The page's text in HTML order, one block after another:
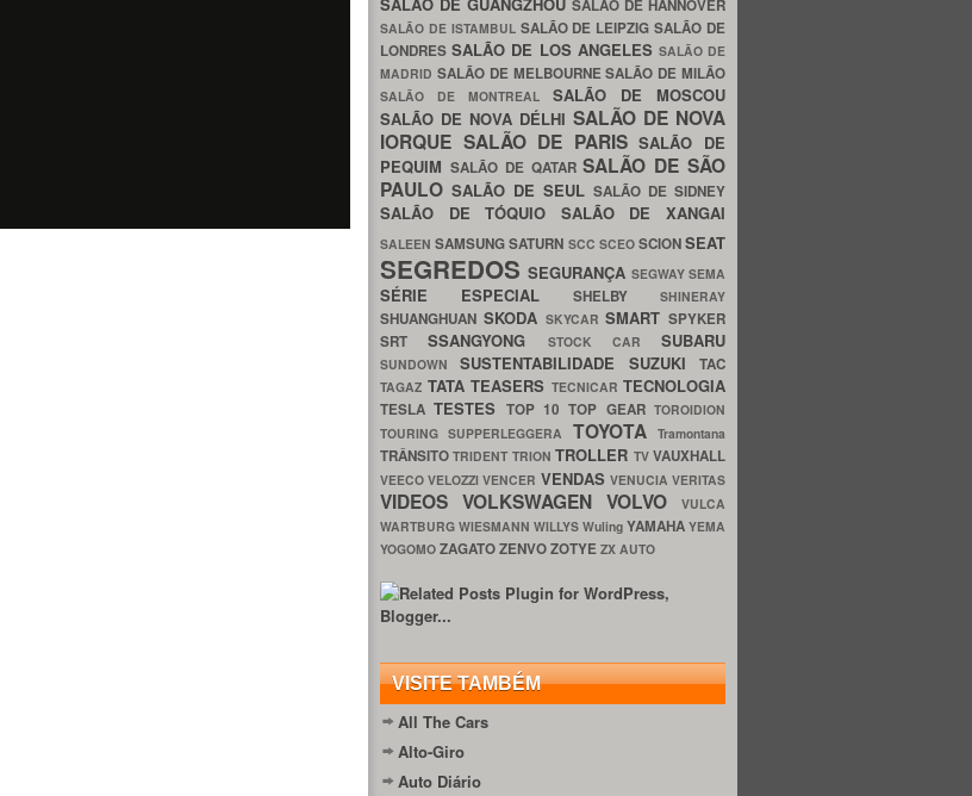
SALÃO DE HANNOVER
SALÃO DE ISTAMBUL SALÃO DE LEIPZIGSALÃO DE
LONDRESSALÃO DE LOS ANGELES SALÃO DE
MADRID SALÃO DE MELBOURNESALÃO DE MILÃO
SALÃO DE MONTREAL SALÃO DE MOSCOU
SALÃO DE NOVA DÉLHI SALÃO DE NOVA
IORQUE SALÃO DE PARISSALÃO DE
PEQUIM SALÃO DE QATARSALÃO DE SÃO
PAULO SALÃO DE SEUL SALÃO DE SIDNEY
SALÃO DE TÓQUIO SALÃO DE XANGAI
SALEENSAMSUNGSATURN SCC SCEO SCIONSEAT
SEGREDOSSEGURANÇA SEGWAYSEMA
SÉRIE ESPECIAL SHELBY SHINERAY
SHUANGHUAN SKODA SKYCARSMART SPYKER
SRTSSANGYONG STOCK CAR SUBARU
SUNDOWNSUSTENTABILIDADE SUZUKITAC
TAGAZ TATA TEASERS TECNICAR TECNOLOGIA
TESLATESTES TOP 10TOP GEARTOROIDION
TOURING SUPPERLEGGERA TOYOTATramontana
TRÂNSITOTRIDENT TRIONTROLLER TVVAUXHALL
VEECOVELOZZIVENCER VENDAS VENUCIAVERITAS
VIDEOS VOLKSWAGEN VOLVO
VULCA
WARTBURG WIESMANN WILLYS Wuling YAMAHA YEMA
YOGOMO ZAGATOZENVOZOTYE ZX AUTO
VISITE TAMBÉM
All The Cars
Alto-Giro
Auto Diário